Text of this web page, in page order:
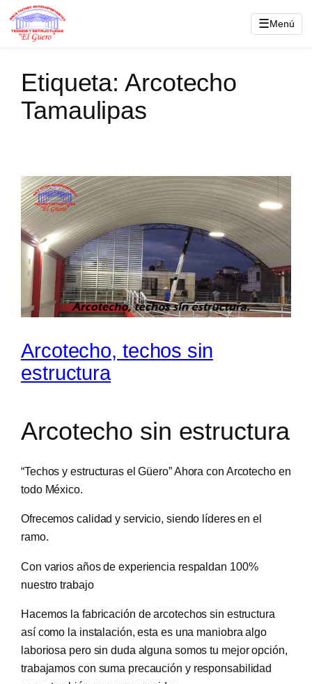
Saltar
☰Menú
Etiqueta: Arcotecho
Tamaulipas
Arcotecho, techos sin
estructura
Arcotecho sin estructura
“Techos y estructuras el Güero” Ahora con Arcotecho en
todo México.
Ofrecemos calidad y servicio, siendo líderes en el
ramo.
Con varios años de experiencia respaldan 100%
nuestro trabajo
Hacemos la fabricación de arcotechos sin estructura
así como la instalación, esta es una maniobra algo
laboriosa pero sin duda alguna somos tu mejor opción,
trabajamos con suma precaución y responsabilidad